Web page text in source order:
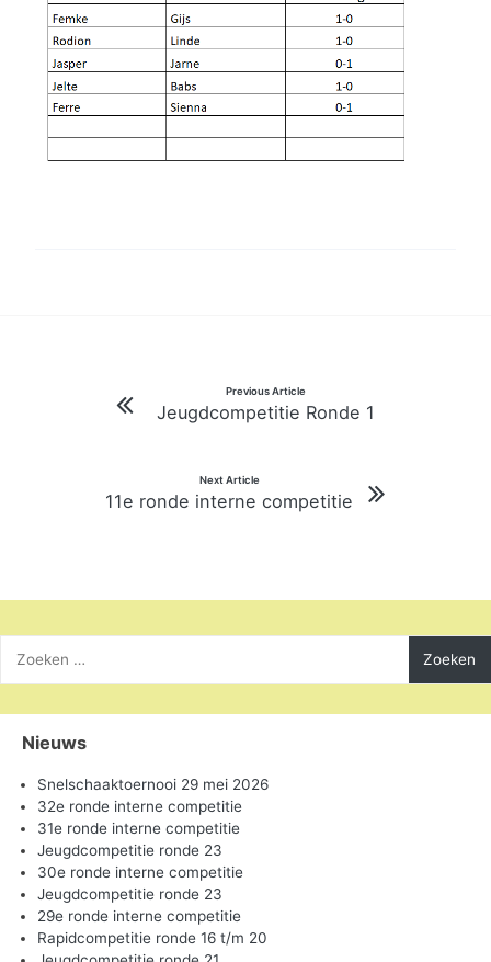
navigatie
Previous Article
Jeugdcompetitie Ronde 1
Next Article
11e ronde interne competitie
naar:
Nieuws
Snelschaaktoernooi 29 mei 2026
32e ronde interne competitie
31e ronde interne competitie
Jeugdcompetitie ronde 23
30e ronde interne competitie
Jeugdcompetitie ronde 23
29e ronde interne competitie
Rapidcompetitie ronde 16 t/m 20